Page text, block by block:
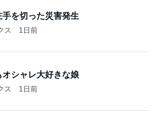
を切った災害発生
ス 1日前
シャレ大好きな娘
ス 1日前